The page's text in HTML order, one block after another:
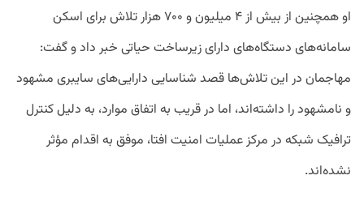
او همچنین از بیش از ۴ میلیون و ۷۰۰ هزار تلاش برای اسکن
سامانه‌های دستگاه‌های دارای زیرساخت حیاتی خبر داد و گفت:
مهاجمان در این تلاش‌ها قصد شناسایی دارایی‌های سایبری مشهود
و نامشهود را داشته‌اند، اما در قریب به اتفاق موارد، به دلیل کنترل
ترافیک شبکه در مرکز عملیات امنیت افتا، موفق به اقدام مؤثر
نشده‌اند.